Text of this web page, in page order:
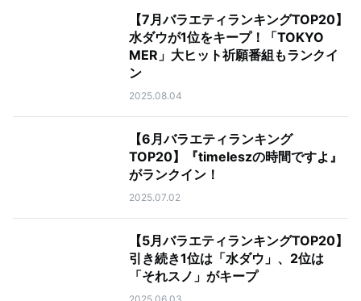
【7月バラエティランキングTOP20】
水ダウが1位をキープ！「TOKYO
MER」大ヒット祈願番組もランクイ
ン
2025.08.04
【6月バラエティランキング
TOP20】『timeleszの時間ですよ』
がランクイン！
2025.07.02
【5月バラエティランキングTOP20】
引き続き1位は「水ダウ」、2位は
「それスノ」がキープ